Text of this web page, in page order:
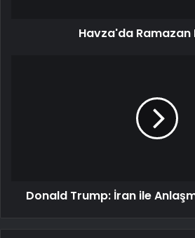
Havza'da Ramazan
Donald Trump: İran ile